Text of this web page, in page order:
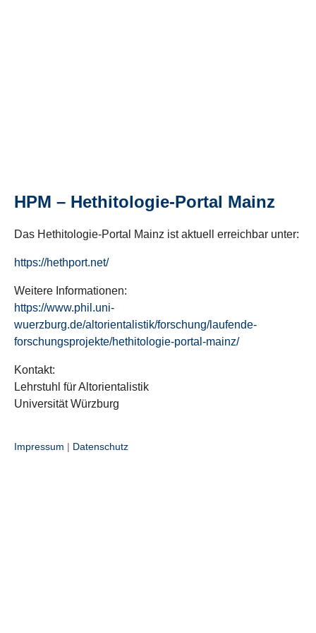
HPM – Hethitologie-Portal Mainz
Das Hethitologie-Portal Mainz ist aktuell erreichbar unter:
https://hethport.net/
Weitere Informationen:
https://www.phil.uni-
wuerzburg.de/altorientalistik/forschung/laufende-
forschungsprojekte/hethitologie-portal-mainz/
Kontakt:
Lehrstuhl für Altorientalistik
Universität Würzburg
Impressum | Datenschutz